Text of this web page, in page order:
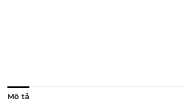
Mô tả